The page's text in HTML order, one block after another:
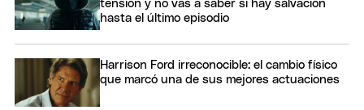
tensión y no vas a saber si hay salvación
hasta el último episodio
Harrison Ford irreconocible: el cambio físico
que marcó una de sus mejores actuaciones